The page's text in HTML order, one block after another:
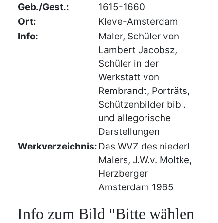
Geb./Gest.:
1615-1660
Ort:
Kleve-Amsterdam
Info:
Maler, Schüler von
Lambert Jacobsz,
Schüler in der
Werkstatt von
Rembrandt, Porträts,
Schützenbilder bibl.
und allegorische
Darstellungen
Werkverzeichnis:Das WVZ des niederl.
Malers, J.W.v. Moltke,
Herzberger
Amsterdam 1965
Info zum Bild "Bitte wählen